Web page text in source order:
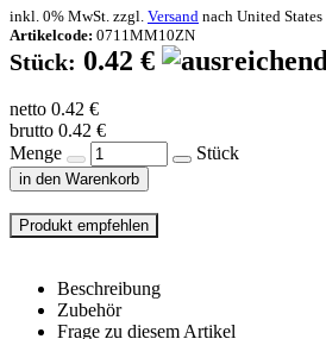
inkl. 0% MwSt. zzgl. Versand nach United States
Artikelcode: 0711MM10ZN
Stück: 0.42 €
netto 0.42 €
brutto 0.42 €
Menge
Stück
in den Warenkorb
Beschreibung
Zubehör
Frage zu diesem Artikel